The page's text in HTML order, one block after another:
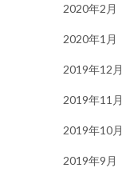
2020年2月
2020年1月
2019年12月
2019年11月
2019年10月
2019年9月